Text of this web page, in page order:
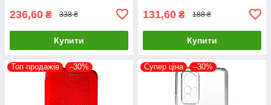
236,60 ₴ 338 ₴
Купити
131,60 ₴ 188 ₴
Купити
Топ продажів –30% Супер ціна –30%